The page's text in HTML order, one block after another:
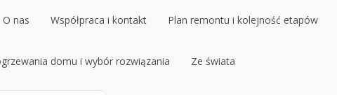
O nas
O nas
Współpraca i kontakt
Współpraca i kontakt
Plan remontu i kolejność etapów
Plan remontu i kolejność etapów
domu i wybór rozwiązania Ze świata